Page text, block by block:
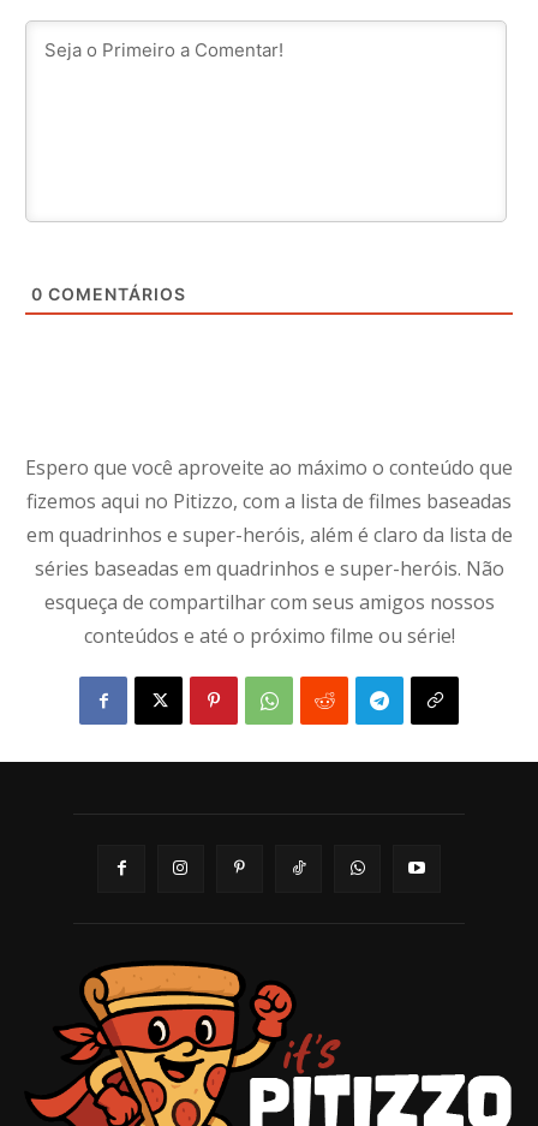
0 COMENTÁRIOS
Espero que você aproveite ao máximo o conteúdo que
fizemos aqui no Pitizzo, com a lista de filmes baseadas
em quadrinhos e super-heróis, além é claro da lista de
séries baseadas em quadrinhos e super-heróis. Não
esqueça de compartilhar com seus amigos nossos
conteúdos e até o próximo filme ou série!